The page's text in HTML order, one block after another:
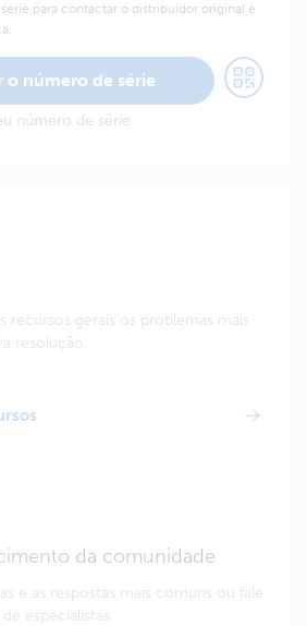
para contactar o distribuidor original e
o número de série
número de série
recursos gerais os problemas mais
resolução.
da comunidade
e as respostas mais comuns ou fale
especialistas.